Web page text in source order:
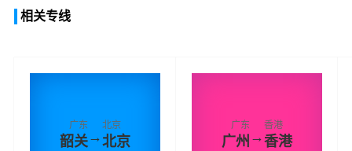
相关专线
广东
韶关→
北京
北京
广东
广州 →
香港
香港